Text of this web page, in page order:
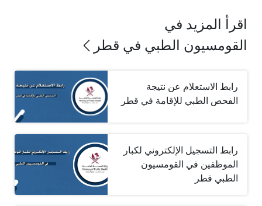
اقرأ المزيد في
القومسيون الطبي في قطر
رابط الاستعلام عن نتيجة
الفحص الطبي للإقامة في قطر
رابط التسجيل الإلكتروني لكبار
الموظفين في القومسيون
الطبي قطر